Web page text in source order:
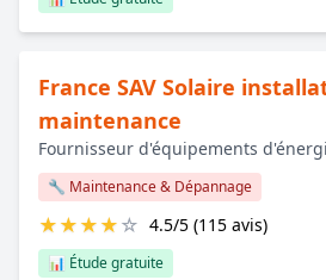
France SAV Solaire
maintenance
Fournisseur d'équipements
🔧 Maintenance & Dépannage
★★★★☆ 4.5/5 (115 avis)
📊 Étude gratuite